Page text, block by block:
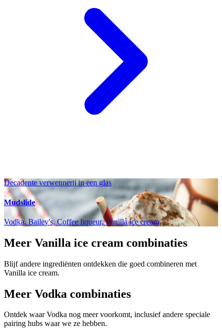
Decadente verwennerij in een glas
Mudslide
Vodka, Bailey's, Coffee liqueur, Vanilla ice cream
Meer Vanilla ice cream combinaties
Blijf andere ingrediënten ontdekken die goed combineren met
Vanilla ice cream.
Meer Vodka combinaties
Ontdek waar Vodka nog meer voorkomt, inclusief andere speciale
pairing hubs waar we ze hebben.